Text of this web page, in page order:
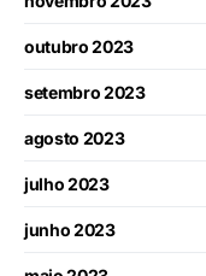
outubro 2023
setembro 2023
agosto 2023
julho 2023
junho 2023